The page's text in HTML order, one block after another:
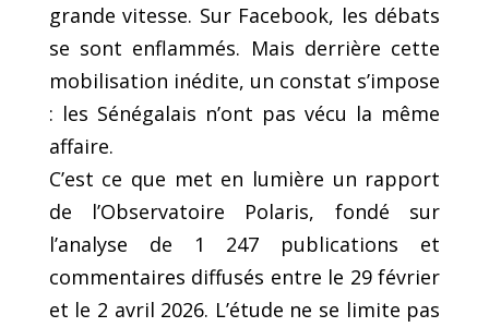
grande vitesse. Sur Facebook, les débats
se sont enflammés. Mais derrière cette
mobilisation inédite, un constat s’impose
: les Sénégalais n’ont pas vécu la même
affaire.
C’est ce que met en lumière un rapport
de l’Observatoire Polaris, fondé sur
l’analyse de 1 247 publications et
commentaires diffusés entre le 29 février
et le 2 avril 2026. L’étude ne se limite pas